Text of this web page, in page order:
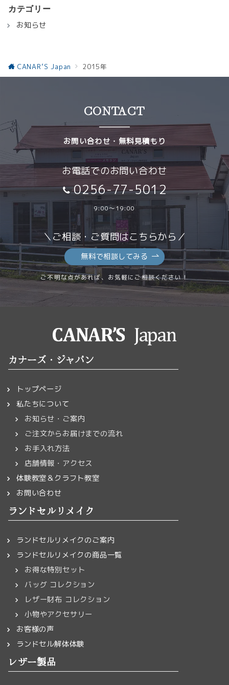
カテゴリー
お知らせ
CANAR’S Japan 2015年
CONTACT
お問い合わせ・無料見積もり
お電話でのお問い合わせ
0256-77-5012
9:00～19:00
＼ご相談・ご質問はこちらから／
無料で相談してみる
ご不明な点があれば、お気軽にご相談ください！
カナーズ・ジャパン
トップページ
私たちについて
お知らせ・ご案内
ご注文からお届けまでの流れ
お手入れ方法
店舗情報・アクセス
体験教室＆クラフト教室
お問い合わせ
ランドセルリメイク
ランドセルリメイクのご案内
ランドセルリメイクの商品一覧
お得な特別セット
バッグ コレクション
レザー財布 コレクション
小物やアクセサリー
お客様の声
ランドセル解体体験
レザー製品